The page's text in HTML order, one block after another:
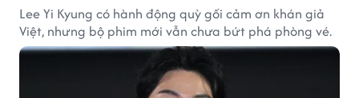
Lee Yi Kyung có hành động quỳ gối cảm ơn khán giả
Việt, nhưng bộ phim mới vẫn chưa bứt phá phòng vé.